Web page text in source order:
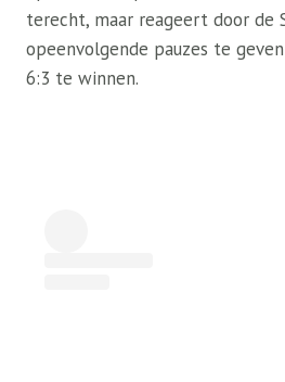
terecht, maar reageert door de
opeenvolgende pauzes te
6:3 te winnen.